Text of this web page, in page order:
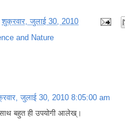
शुक्रवार, जुलाई 30, 2010
and Nature
जुलाई 30, 2010 8:05:00 am
बहुत ही उपयोगी आलेख्।